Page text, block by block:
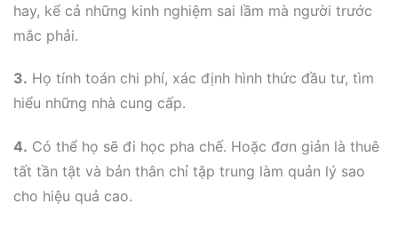
hay, kể cả những kinh nghiệm sai lầm mà người trước
mắc phải.
3. Họ tính toán chi phí, xác định hình thức đầu tư, tìm
hiểu những nhà cung cấp.
4. Có thể họ sẽ đi học pha chế. Hoặc đơn giản là thuê
tất tần tật và bản thân chỉ tập trung làm quản lý sao
cho hiệu quả cao.